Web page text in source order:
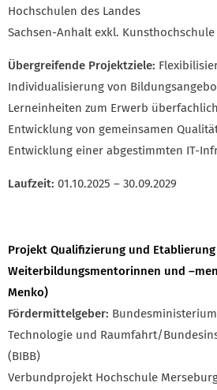
Hochschulen des Landes
Sachsen-Anhalt exkl.
Übergreifende Projektziele:
Individualisierung von
Lerneinheiten zum Erwerb
Entwicklung von gemeinsamen
Entwicklung einer abgestimmten IT-
Laufzeit: 01.10.2025 – 30.09.2029
Projekt Qualifizierung und
Weiterbildungsmentorinnen und
Menko)
Fördermittelgeber:
Technologie und Raumfahrt/
(BIBB)
Verbundprojekt Hochschule